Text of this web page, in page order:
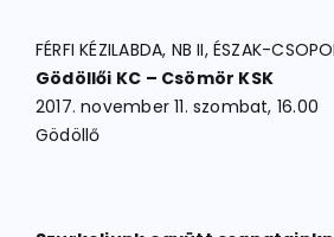
FÉRFI KÉZILABDA, NB II, ÉSZAK-
Gödöllői KC – Csömör KSK
2017. november 11. szombat, 16.00
Gödöllő